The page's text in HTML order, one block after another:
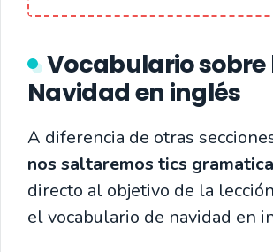
Vocabulario sobre
Navidad en inglés
A diferencia de otras
nos saltaremos tics
directo al objetivo de la
el vocabulario de navidad en